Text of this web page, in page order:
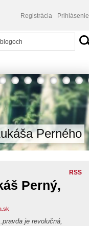
Registrácia Prihlásenie
Perného
RSS
Perný,
je revolučná,